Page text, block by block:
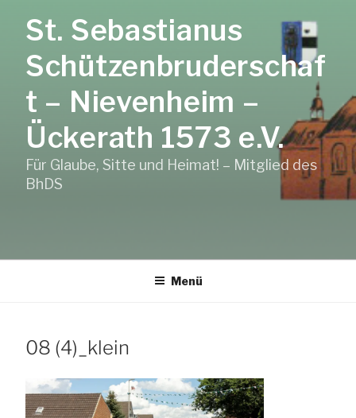
InhaltSt. Sebastianus
Schützenbruderschaf
t – Nievenheim –
Ückerath 1573 e.V.
Für Glaube, Sitte und Heimat! – Mitglied des
BhDS
Menü
08 (4)_klein